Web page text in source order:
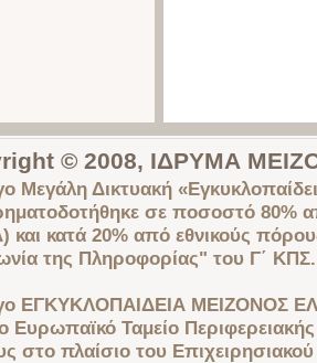
© 2008, ΙΔΡΥΜΑ
Μεγάλη Δικτυακή
σε ποσοστό 80%
και κατά 20% από εθνικούς
της Πληροφορίας" του Γ΄ ΚΠΣ.
ΕΓΚΥΚΛΟΠΑΙΔΕΙΑ ΜΕΙΖΟΝΟΣ
Ευρωπαϊκό Ταμείο
στο πλαίσιο του